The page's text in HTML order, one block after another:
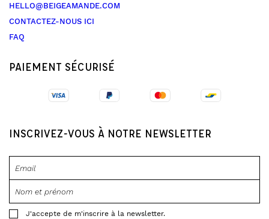
HELLO@BEIGEAMANDE.COM
CONTACTEZ-NOUS ICI
FAQ
PAIEMENT SÉCURISÉ
INSCRIVEZ-VOUS À NOTRE NEWSLETTER
J'accepte de m'inscrire à la newsletter.